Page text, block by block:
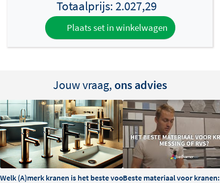
eenvoudig en snel kan plaatsen, zonder gedoe.
Bovendien is de kraan voorzien van een
temperatuurbegrenzer, zodat je geen risico loopt op te
Totaalprijs: 2.027,29
Plaats set in winkelwagen
Jouw vraag, ons advies
Welk (A)merk kranen is het beste voor je badkamer?
Beste materiaal voor kranen: